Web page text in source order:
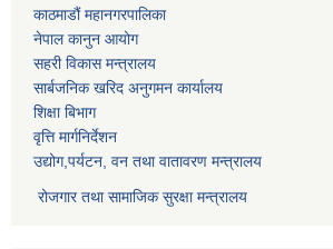
काठमाडौं महानगरपालिका
नेपाल कानुन आयोग
सहरी विकास मन्त्रालय
सार्बजनिक खरिद अनुगमन कार्यालय
शिक्षा बिभाग
वृत्ति मार्गनिर्देशन
उद्योग,पर्यटन, वन तथा वातावरण मन्त्रालय
रोजगार तथा सामाजिक सुरक्षा मन्त्रालय